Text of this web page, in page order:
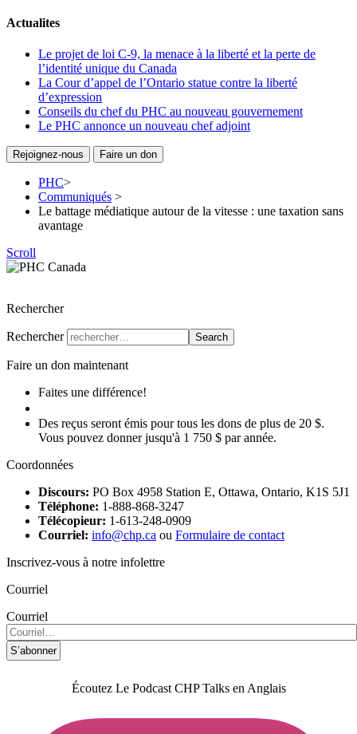
Actualites
Le projet de loi C-9, la menace à la liberté et la perte de
l’identité unique du Canada
La Cour d’appel de l’Ontario statue contre la liberté
d’expression
Conseils du chef du PHC au nouveau gouvernement
Le PHC annonce un nouveau chef adjoint
Rejoignez-nous Faire un don
PHC>
Communiqués >
Le battage médiatique autour de la vitesse : une taxation sans
avantage
Scroll
Rechercher
Rechercher Search
Faire un don maintenant
Faites une différence!
Des reçus seront émis pour tous les dons de plus de 20 $.
Vous pouvez donner jusqu'à 1 750 $ par année.
Coordonnées
Discours: PO Box 4958 Station E, Ottawa, Ontario, K1S 5J1
Téléphone: 1-888-868-3247
Télécopieur: 1-613-248-0909
Courriel: info@chp.ca ou Formulaire de contact
Inscrivez-vous à notre infolettre
Courriel
Courriel
S’abonner
Écoutez Le Podcast CHP Talks en Anglais